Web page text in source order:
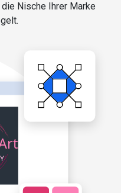
Nische Ihrer Marke